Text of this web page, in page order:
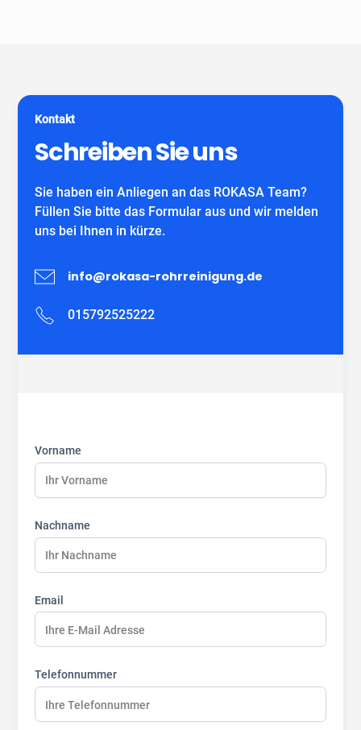
für Schlauchliner. Wir beraten Sie kostenfrei und
individuell nach Ihrem Bedürfnis.
Wir freuen uns auf Ihren Anruf!
Kontakt
Schreiben Sie uns
Sie haben ein Anliegen an das ROKASA Team?
Füllen Sie bitte das Formular aus und wir melden
uns bei Ihnen in kürze.
info@rokasa-rohrreinigung.de
015792525222
name:
name:
name:
Vorname
Nachname
Email
Telefonnummer